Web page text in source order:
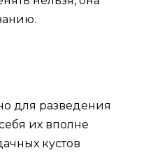
для разведения
их вполне
кустов